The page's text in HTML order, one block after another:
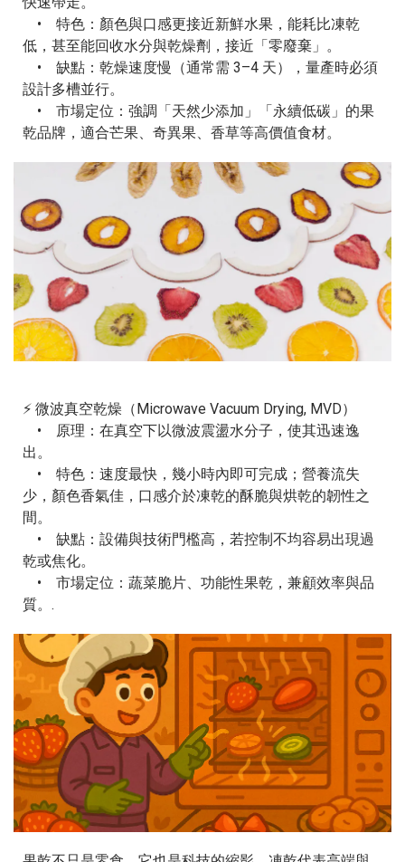
• 特色：顏色與口感更接近新鮮水果，能耗比凍乾
低，甚至能回收水分與乾燥劑，接近「零廢棄」。
• 缺點：乾燥速度慢（通常需 3–4 天），量產時必須
設計多槽並行。
• 市場定位：強調「天然少添加」「永續低碳」的果
乾品牌，適合芒果、奇異果、香草等高價值食材。
⚡ 微波真空乾燥（Microwave Vacuum Drying, MVD）
• 原理：在真空下以微波震盪水分子，使其迅速逸
出。
• 特色：速度最快，幾小時內即可完成；營養流失
少，顏色香氣佳，口感介於凍乾的酥脆與烘乾的韌性之
間。
• 缺點：設備與技術門檻高，若控制不均容易出現過
乾或焦化。
• 市場定位：蔬菜脆片、功能性果乾，兼顧效率與品
質。.